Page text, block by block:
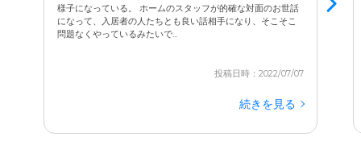
様子になっている。 ホームのスタッフが的確な対面のお世話
になって、入居者の人たちとも良い話相手になり、そこそこ
問題なくやっているみたいで...
投稿日時：2022/07/07
続きを見る